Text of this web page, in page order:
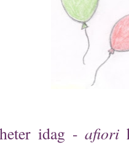
idag -afiori